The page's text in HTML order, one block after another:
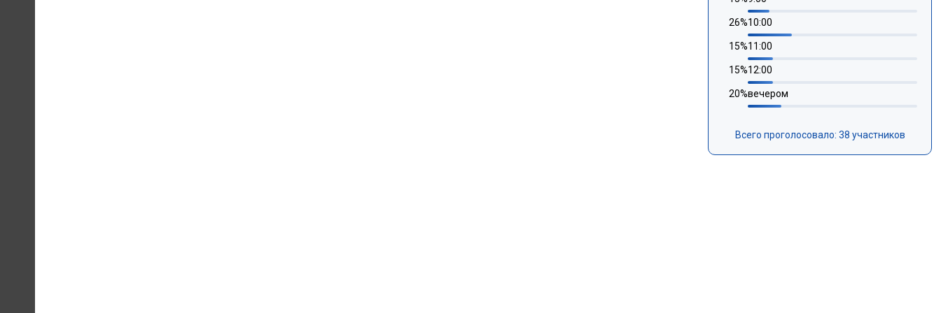
26%10:00
15%11:00
15%12:00
20%вечером
Всего проголосовало: 38 участников